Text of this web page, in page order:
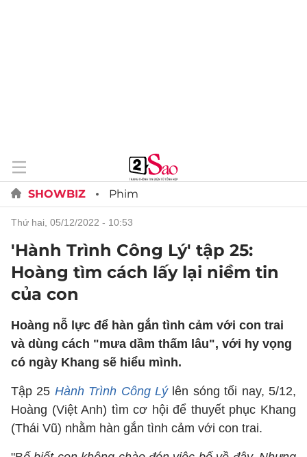
SHOWBIZ Phim
thứ hai, 05/12/2022 - 10:53
'Hành Trình Công Lý' tập 25:
Hoàng tìm cách lấy lại niềm tin
của con
Hoàng nỗ lực để hàn gắn tình cảm với con trai
và dùng cách "mưa dầm thấm lâu", với hy vọng
có ngày Khang sẽ hiểu mình.
Tập 25 Hành Trình Công Lýlên sóng tối nay, 5/12,
Hoàng (Việt Anh) tìm cơ hội để thuyết phục Khang
(Thái Vũ) nhằm hàn gắn tình cảm với con trai.